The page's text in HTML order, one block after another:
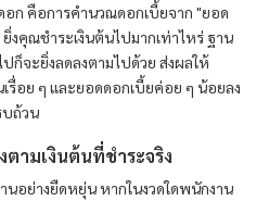
ก คือการคำนวณดอกเบี้ยจาก "ยอด
งคุณชำระเงินต้นไปมากเท่าไหร่ ฐาน
ก็จะยิ่งลดลงตามไปด้วย ส่งผลให้
รื่อย ๆ และยอดดอกเบี้ยค่อย ๆ น้อยลง
บถ้วน
ตามเงินต้นที่ชำระจริง
อย่างยืดหยุ่น หากในงวดใดพนักงาน